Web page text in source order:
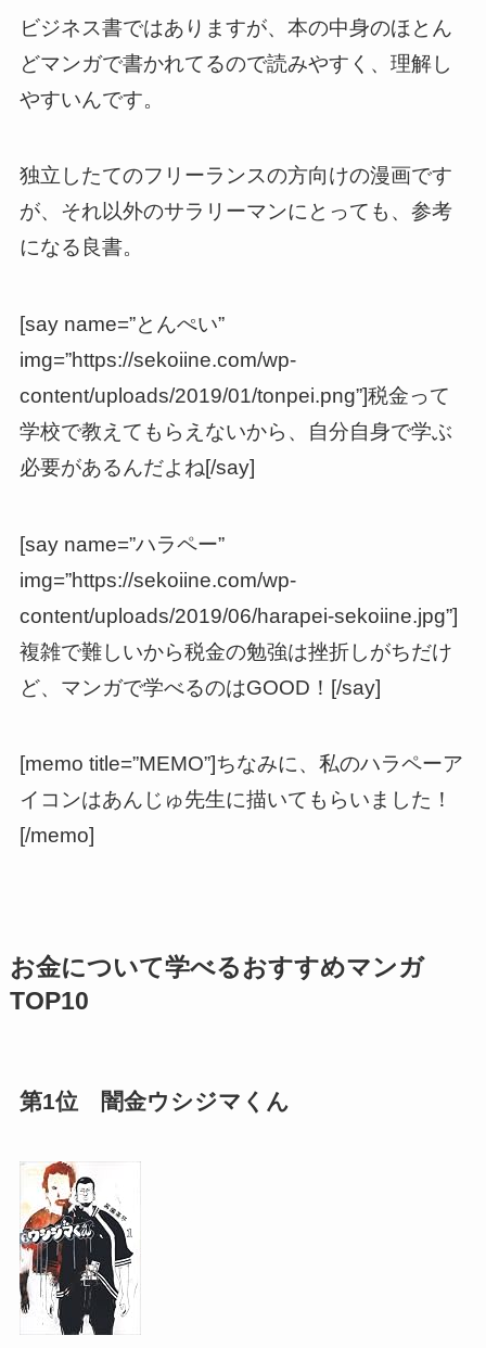
ビジネス書ではありますが、本の中身のほとん
どマンガで書かれてるので読みやすく、理解し
やすいんです。
独立したてのフリーランスの方向けの漫画です
が、それ以外のサラリーマンにとっても、参考
になる良書。
[say name=”とんぺい”
img=”https://sekoiine.com/wp-
content/uploads/2019/01/tonpei.png”]税金って
学校で教えてもらえないから、自分自身で学ぶ
必要があるんだよね[/say]
[say name=”ハラペー”
img=”https://sekoiine.com/wp-
content/uploads/2019/06/harapei-sekoiine.jpg”]
複雑で難しいから税金の勉強は挫折しがちだけ
ど、マンガで学べるのはGOOD！[/say]
[memo title=”MEMO”]ちなみに、私のハラペーア
イコンはあんじゅ先生に描いてもらいました！
[/memo]
お金について学べるおすすめマンガ
TOP10
第1位 闇金ウシジマくん